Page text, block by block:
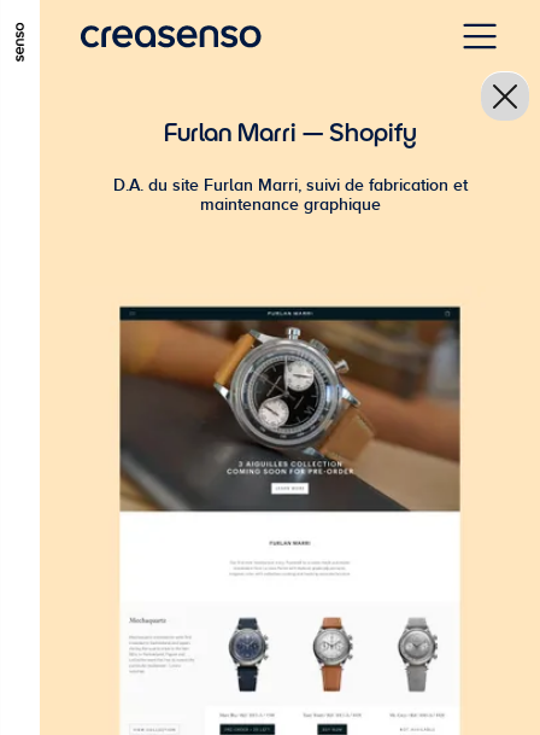
GO TO MAIN CONTENT GO TO MAIN MENU
Furlan Marri — Shopify
D.A. du site Furlan Marri, suivi de fabrication et
maintenance graphique